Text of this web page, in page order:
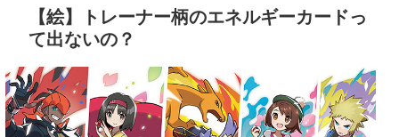
【絵】トレーナー柄のエネルギーカードっ
て出ないの？